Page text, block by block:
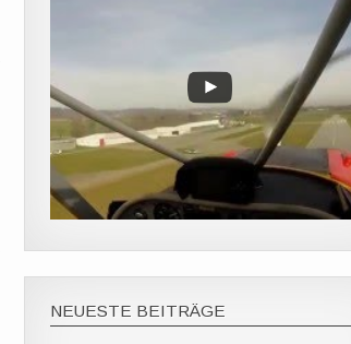
NEUESTE BEITRÄGE